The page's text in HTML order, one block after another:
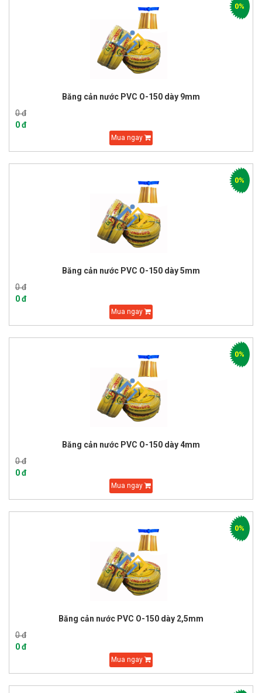
Băng cản nước PVC O-150 dày 9mm
0 đ
0 đ
Mua ngay
0%
Băng cản nước PVC O-150 dày 5mm
0 đ
0 đ
Mua ngay
0%
Băng cản nước PVC O-150 dày 4mm
0 đ
0 đ
Mua ngay
0%
Băng cản nước PVC O-150 dày 2,5mm
0 đ
0 đ
Mua ngay
0%